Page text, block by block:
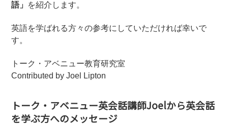
語」 を紹介します。
英語を学ばれる方々の参考にしていただければ幸いで
す。
トーク・アベニュー教育研究室
Contributed by Joel Lipton
トーク・アベニュー英会話講師Joelから英会話
を学ぶ方へのメッセージ